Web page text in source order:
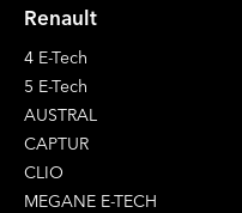
Renault
4 E-Tech
5 E-Tech
AUSTRAL
CAPTUR
CLIO
MEGANE E-TECH